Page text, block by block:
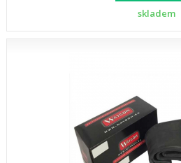
skladem